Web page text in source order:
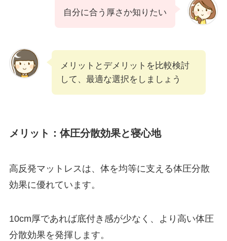
自分に合う厚さか知りたい
メリットとデメリットを比較検討
して、最適な選択をしましょう
メリット：体圧分散効果と寝心地
高反発マットレスは、体を均等に支える体圧分散
効果に優れています。
10cm厚であれば底付き感が少なく、より高い体圧
分散効果を発揮します。